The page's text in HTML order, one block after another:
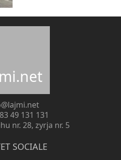
49 131 131
nr. 28, zyrja nr. 5
SOCIALE